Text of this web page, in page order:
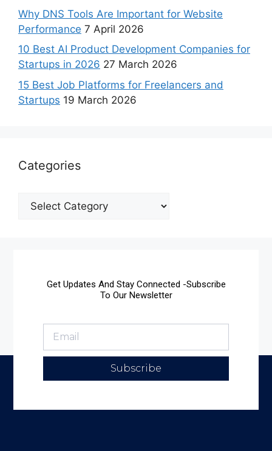
Why DNS Tools Are Important for Website
Performance 7 April 2026
10 Best AI Product Development Companies for
Startups in 2026 27 March 2026
15 Best Job Platforms for Freelancers and
Startups 19 March 2026
Categories
Get Updates And Stay Connected -Subscribe
To Our Newsletter
Subscribe